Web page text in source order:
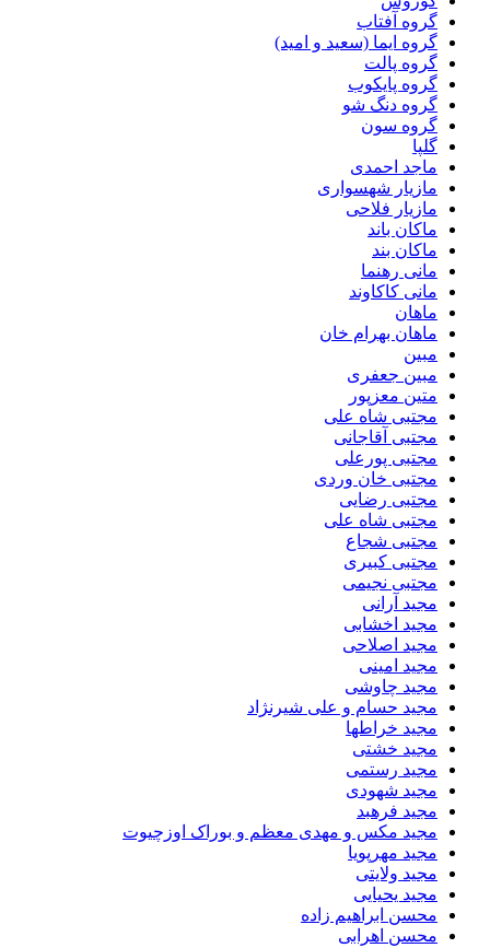
گروه آفتاب
گروه ایما (سعید و امید)
گروه پالت
گروه پایکوب
گروه دنگ شو
گروه سون
گلپا
ماجد احمدی
مازیار شهسواری
مازیار فلاحی
ماکان باند
ماکان بند
مانی رهنما
مانی کاکاوند
ماهان
ماهان بهرام خان
مبین
مبین جعفری
متین معزپور
مجتبى شاه على
مجتبی آقاجانی
مجتبی پورعلی
مجتبی خان وردی
مجتبی رضایی
مجتبی شاه علی
مجتبی شجاع
مجتبی کبیری
مجتبی نجیمی
مجید آرانی
مجید اخشابی
مجید اصلاحی
مجید امینی
مجید چاوشی
مجید حسام و علی شیرنژاد
مجید خراطها
مجید خشتی
مجید رستمی
مجید شهودی
مجید فرهبد
مجید مکس و مهدی معظم و بوراک اوزچیوت
مجید مهرپویا
مجید ولایتی
مجید یحیایی
محسن ابراهیم زاده
محسن اهرابی